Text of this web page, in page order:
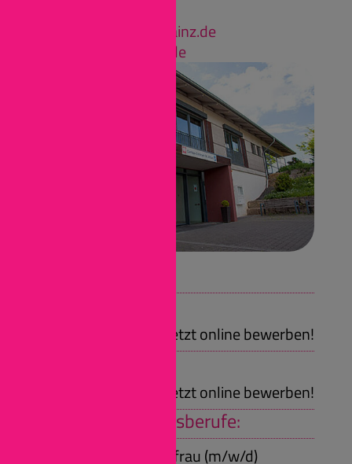
i.meiller@caritas-mainz.de
www.caritas-mainz.de
Jetzt online bewerben!
Jetzt online bewerben!
Duale Ausbildungsberufe:
Pflegefachmann/-frau (m/w/d)